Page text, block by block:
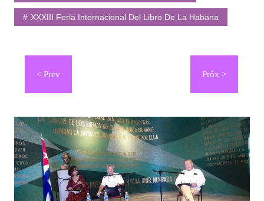
XXXIII Feria Internacional Del Libro De La Habana
Navegación
entradas